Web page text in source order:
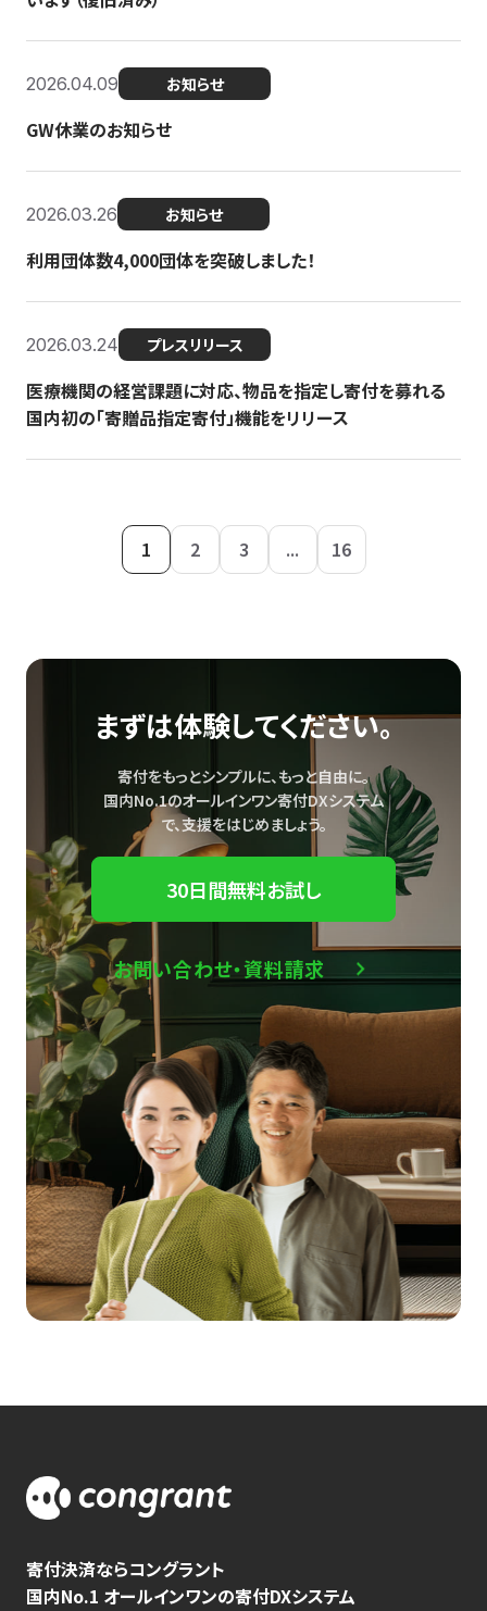
2026.04.09 お知らせ
GW休業のお知らせ
2026.03.26 お知らせ
利用団体数4,000団体を突破しました！
2026.03.24 プレスリリース
医療機関の経営課題に対応、物品を指定し寄付を募れる
国内初の「寄贈品指定寄付」機能をリリース
1 2 3 ... 16
まずは体験してください。
寄付をもっとシンプルに、もっと自由に。
国内No.1のオールインワン寄付DXシステム
で、支援をはじめましょう。
30日間無料お試し
お問い合わせ・資料請求
寄付決済ならコングラント
国内No.1 オールインワンの寄付DXシステム